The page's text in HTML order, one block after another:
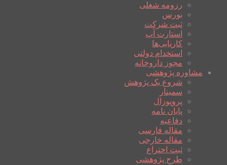
رزومه شغلی
بورس
ثبت شرکت
استارت آپ
کاریابی‌ها
استخدام دولتی
مجوز داروخانه
مشاوره پژوهشی
شروع یک پژوهش
سمینار
پروپوزال
پایان نامه
دفاعیه
مقاله فارسی
مقاله خارجی
ثبت اختراع
طرح پژوهشی